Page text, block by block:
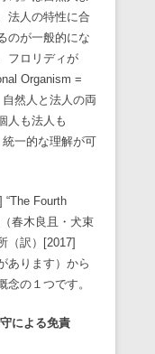
法人の特性に合
のが一般的にな
フロリディが
Organism =
然人と法人の両
人も法人も
統一的な理解が可
Fourth
春木良且・犬束
（訳）[2017]
あります）から
の１つです。
による免責